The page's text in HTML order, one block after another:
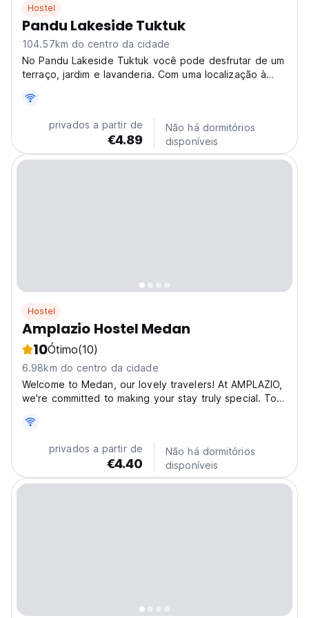
Hostel
Pandu Lakeside Tuktuk
104.57km do centro da cidade
No Pandu Lakeside Tuktuk você pode desfrutar de um
terraço, jardim e lavanderia. Com uma localização à
privados a partir de
€4.89
Não há dormitórios
disponíveis
Hostel
Amplazio Hostel Medan
10Ótimo(10)
6.98km do centro da cidade
Welcome to Medan, our lovely travelers! At AMPLAZIO,
we're committed to making your stay truly special. Top
desk, car park, room service. Our hostel is the ideal
resting spot before you set off to explore...
privados a partir de
€4.40
Não há dormitórios
disponíveis